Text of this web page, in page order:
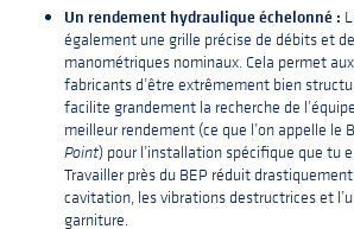
Un rendement hydraulique échelonné :
également une grille précise de débits et
manométriques nominaux. Cela permet
fabricants d’être extrêmement bien
facilite grandement la recherche de
meilleur rendement (ce que l’on appelle le
Point) pour l’installation spécifique que tu
Travailler près du BEP réduit
cavitation, les vibrations destructrices et
garniture.